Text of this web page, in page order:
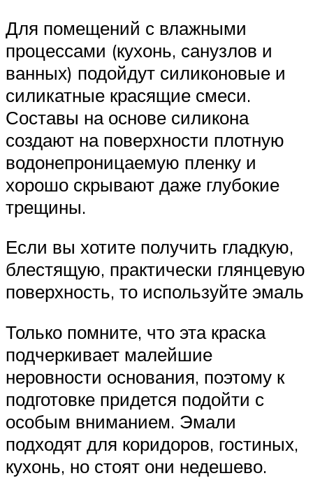
Для помещений с влажными
процессами (кухонь, санузлов и
ванных) подойдут силиконовые и
силикатные красящие смеси.
Составы на основе силикона
создают на поверхности плотную
водонепроницаемую пленку и
хорошо скрывают даже глубокие
трещины.
Если вы хотите получить гладкую,
блестящую, практически глянцевую
поверхность, то используйте эмаль
Только помните, что эта краска
подчеркивает малейшие
неровности основания, поэтому к
подготовке придется подойти с
особым вниманием. Эмали
подходят для коридоров, гостиных,
кухонь, но стоят они недешево.